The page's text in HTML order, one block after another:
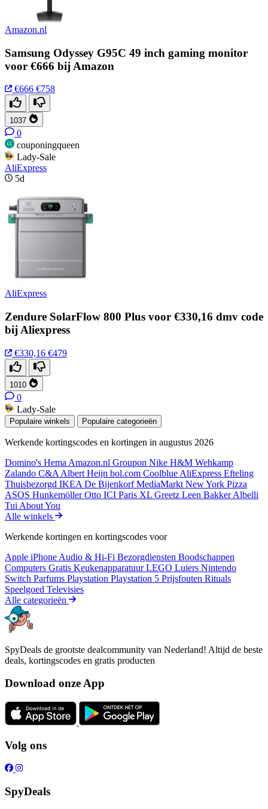
Amazon.nl
Samsung Odyssey G95C 49 inch gaming monitor
voor €666 bij Amazon
€666 €758
1037
0
couponingqueen
Lady-Sale
AliExpress
5d
AliExpress
Zendure SolarFlow 800 Plus voor €330,16 dmv code
bij Aliexpress
€330,16 €479
1010
0
Lady-Sale
Populaire winkels Populaire categorieën
Werkende kortingscodes en kortingen in augustus 2026
Domino's Hema Amazon.nl Groupon Nike H&M Wehkamp
Zalando C&A Albert Heijn bol.com Coolblue AliExpress Efteling
Thuisbezorgd IKEA De BijenkorfMediaMarkt New York Pizza
ASOS HunkemöllerOtto ICI Paris XL Greetz Leen BakkerAlbelli
Tui About You
Alle winkels
Werkende kortingen en kortingscodes voor
Apple iPhone Audio & Hi-Fi Bezorgdiensten Boodschappen
Computers Gratis KeukenapparatuurLEGO Luiers Nintendo
Switch Parfums Playstation Playstation 5 Prijsfouten Rituals
Speelgoed Televisies
Alle categorieën
SpyDeals de grootste dealcommunity van Nederland! Altijd de beste
deals, kortingscodes en gratis producten
Download onze App
Volg ons
SpyDeals